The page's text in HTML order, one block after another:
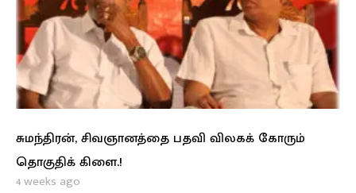
சுமந்திரன், சிவஞானத்தை பதவி விலகக் கோரும்
தொகுதிக் கிளை.!
4 weeks ago